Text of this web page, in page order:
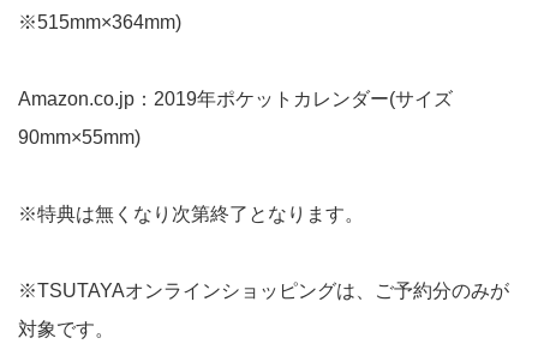
※515mm×364mm)
Amazon.co.jp：2019年ポケットカレンダー(サイズ
90mm×55mm)
※特典は無くなり次第終了となります。
※TSUTAYAオンラインショッピングは、ご予約分のみが
対象です。